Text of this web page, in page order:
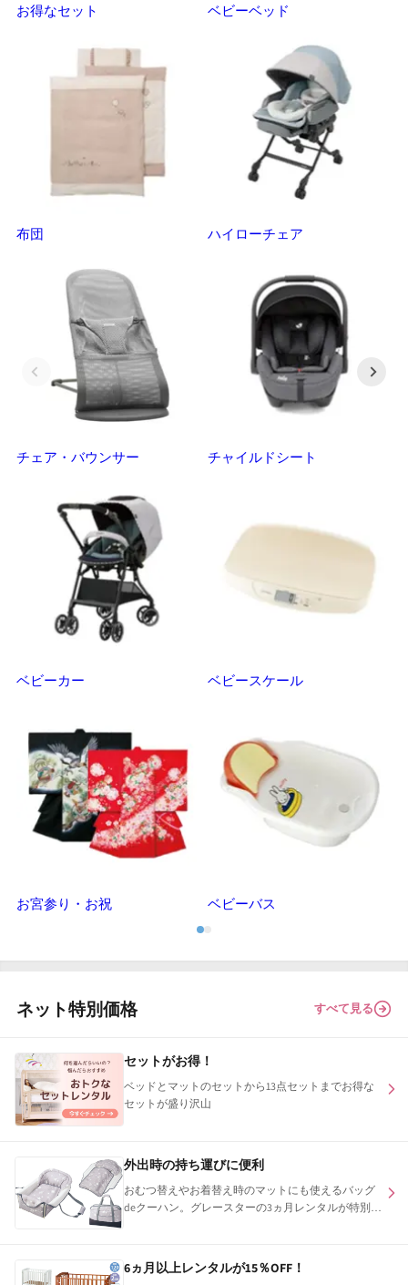
お得なセット ベビーベッド
布団 ハイローチェア
チェア・バウンサー チャイルドシート
ベビーカー ベビースケール
お宮参り・お祝 ベビーバス
ネット特別価格 すべて見る
セットがお得！
ベッドとマットのセットから13点セットまでお得な
セットが盛り沢山
外出時の持ち運びに便利
おむつ替えやお着替え時のマットにも使えるバッグ
deクーハン。グレースターの3ヵ月レンタルが特別価
6ヵ月以上レンタルが15％OFF！